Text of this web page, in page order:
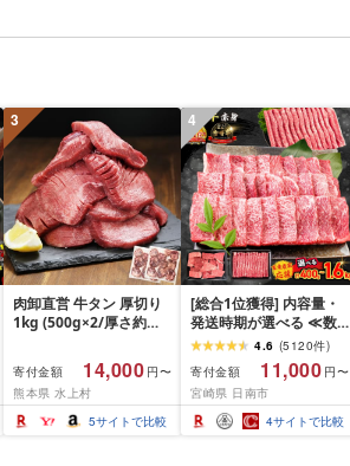
3
肉卸直営 牛タン 厚切り
1kg (500g×2/厚さ約
牛肉 焼肉 冷凍 スライス
業務用 バーベキュー
BBQ おつまみ ギフト お
祝い お中元 夏ギフト
寄付金額 14,000 円〜
熊本県 水上村
5サイトで比較
4
[総合1位獲得] 内容量・
発送時期が選べる ≪数
量限定≫ 宮崎牛 赤身 ス
ライス 焼肉 国産 肉 牛肉
薄切り 黒毛和牛 A4 A5
人気 小分け 焼き肉 すき
焼き しゃぶしゃぶ 牛丼
BBQ ギフト 贈り物 おす
4.6 (5120件)
寄付金額
11,000 円〜
宮崎県 日南市
4サイトで比較